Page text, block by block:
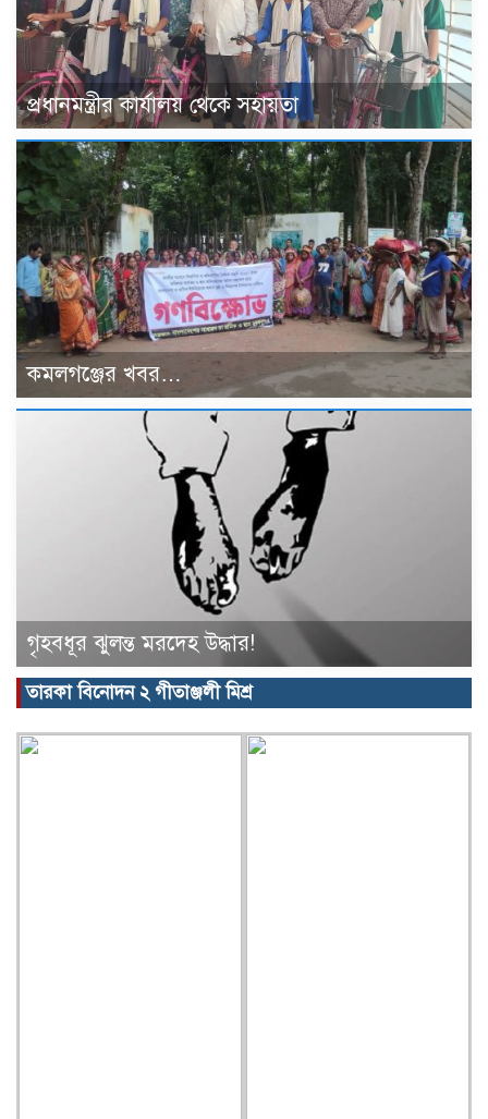
প্রধানমন্ত্রীর কার্যালয় থেকে সহায়তা
কমলগঞ্জের খবর…
গৃহবধূর ঝুলন্ত মরদেহ উদ্ধার!
তারকা বিনোদন ২ গীতাঞ্জলী মিশ্র